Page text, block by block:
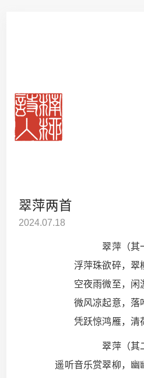
翠萍两首
2024.07.18
翠萍（其
浮萍珠欲碎，翠
空夜雨微至，闲
微风凉起意，落
凭跃惊鸿雁，清
翠萍（其
遥听音乐赏翠柳，幽